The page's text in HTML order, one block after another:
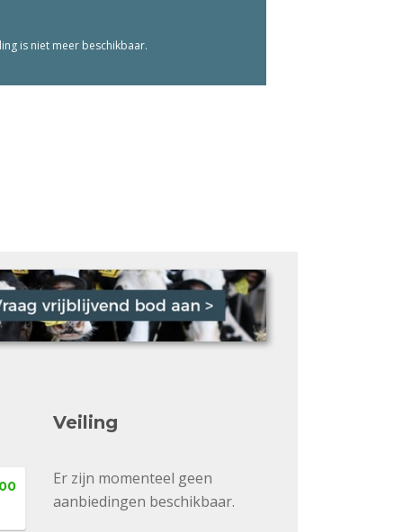
is niet meer beschikbaar.
Veiling
Er zijn momenteel geen
aanbiedingen beschikbaar.